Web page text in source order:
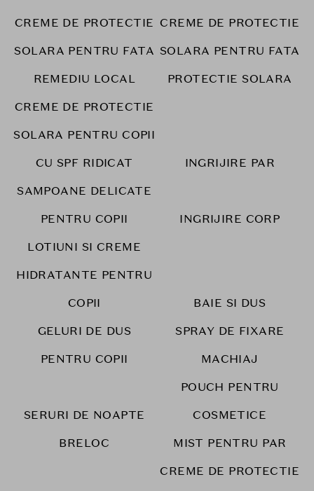
CREME DE PROTECTIE
SOLARA PENTRU FATA
CREME DE PROTECTIE
SOLARA PENTRU FATA
REMEDIU LOCAL
PROTECTIE SOLARA
CREME DE PROTECTIE
SOLARA PENTRU COPII
CU SPF RIDICAT
INGRIJIRE PAR
SAMPOANE DELICATE
PENTRU COPII
INGRIJIRE CORP
LOTIUNI SI CREME
HIDRATANTE PENTRU
COPII
BAIE SI DUS
GELURI DE DUS
PENTRU COPII
SPRAY DE FIXARE
MACHIAJ
SERURI DE NOAPTE
POUCH PENTRU
COSMETICE
BRELOC
MIST PENTRU PAR
CREME DE PROTECTIE